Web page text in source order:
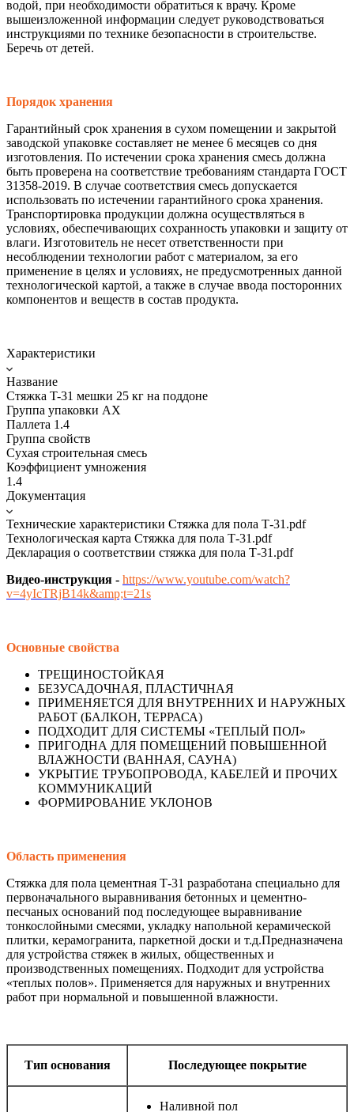
водой, при необходимости обратиться к врачу. Кроме
вышеизложенной информации следует руководствоваться
инструкциями по технике безопасности в строительстве.
Беречь от детей.
Порядок хранения
Гарантийный срок хранения в сухом помещении и закрытой
заводской упаковке составляет не менее 6 месяцев со дня
изготовления. По истечении срока хранения смесь должна
быть проверена на соответствие требованиям стандарта ГОСТ
31358-2019. В случае соответствия смесь допускается
использовать по истечении гарантийного срока хранения.
Транспортировка продукции должна осуществляться в
условиях, обеспечивающих сохранность упаковки и защиту от
влаги. Изготовитель не несет ответственности при
несоблюдении технологии работ с материалом, за его
применение в целях и условиях, не предусмотренных данной
технологической картой, а также в случае ввода посторонних
компонентов и веществ в состав продукта.
Характеристики
Название
Стяжка T-31 мешки 25 кг на поддоне
Группа упаковки AX
Паллета 1.4
Группа свойств
Сухая строительная смесь
Коэффициент умножения
1.4
Документация
Технические характеристики Стяжка для пола Т-31.pdf
Технологическая карта Стяжка для пола Т-31.pdf
Декларация о соответствии стяжка для пола Т-31.pdf
Видео-инструкция - https://www.youtube.com/watch?
v=4yIcTRjB14k&amp;t=21s
Основные свойства
ТРЕЩИНОСТОЙКАЯ
БЕЗУСАДОЧНАЯ, ПЛАСТИЧНАЯ
ПРИМЕНЯЕТСЯ ДЛЯ ВНУТРЕННИХ И НАРУЖНЫХ
РАБОТ (БАЛКОН, ТЕРРАСА)
ПОДХОДИТ ДЛЯ СИСТЕМЫ «ТЕПЛЫЙ ПОЛ»
ПРИГОДНА ДЛЯ ПОМЕЩЕНИЙ ПОВЫШЕННОЙ
ВЛАЖНОСТИ (ВАННАЯ, САУНА)
УКРЫТИЕ ТРУБОПРОВОДА, КАБЕЛЕЙ И ПРОЧИХ
КОММУНИКАЦИЙ
ФОРМИРОВАНИЕ УКЛОНОВ
Область применения
Стяжка для пола цементная Т-31 разработана специально для
первоначального выравнивания бетонных и цементно-
песчаных оснований под последующее выравнивание
тонкослойными смесями, укладку напольной керамической
плитки, керамогранита, паркетной доски и т.д.Предназначена
для устройства стяжек в жилых, общественных и
производственных помещениях. Подходит для устройства
«теплых полов». Применяется для наружных и внутренних
работ при нормальной и повышенной влажности.
Тип основания Последующее покрытие
Наливной пол